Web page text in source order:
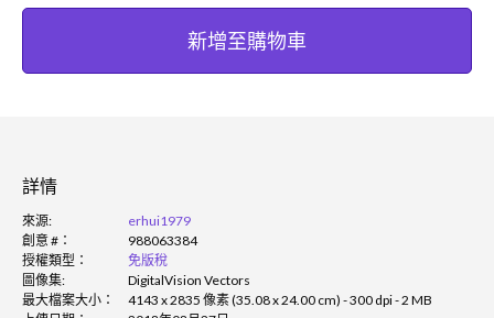
新增至購物車
詳情
來源:
erhui1979
創意 #：
988063384
授權類型：
免版稅
圖像集:
DigitalVision Vectors
最大檔案大小：
4143 x 2835 像素 (35.08 x 24.00 cm) - 300 dpi - 2 MB